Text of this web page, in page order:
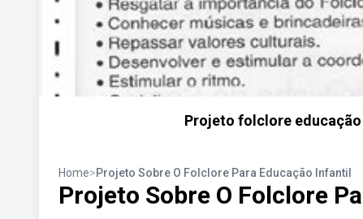
Projeto folclore
Home>Projeto Sobre O Folclore Para Educação Infantil
Projeto Sobre O Folclore